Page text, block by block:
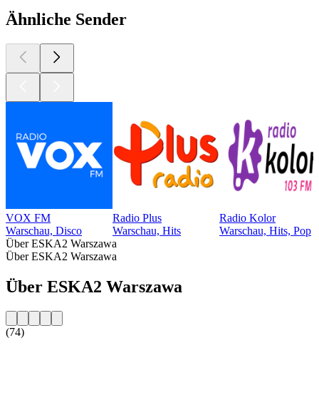
Ähnliche Sender
VOX FM
Warschau, Disco
Radio Plus
Warschau, Hits
Radio Kolor
Warschau, Hits, Pop
Über ESKA2 Warszawa
Über ESKA2 Warszawa
Über ESKA2 Warszawa
(74)